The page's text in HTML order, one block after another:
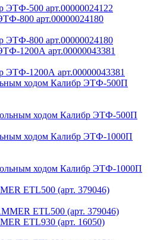
800 арт.00000024180
1200А арт.00000043381
ходом Калибр ЭТФ-500П
ходом Калибр ЭТФ-1000П
ETL500 (арт. 379046)
ETL930 (арт. 16050)